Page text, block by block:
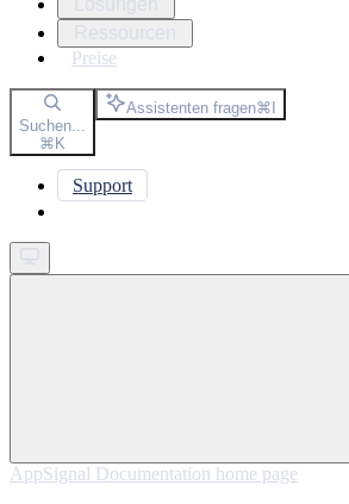
Preise
Suchen...
⌘K
Assistenten fragen⌘I
Support
AppSignal Documentation home page